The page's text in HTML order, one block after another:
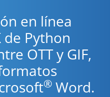
en línea
de Python
OTT y GIF,
® Word.